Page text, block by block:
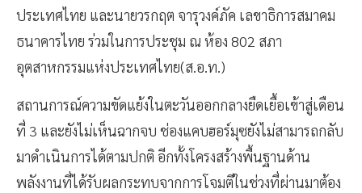
ประเทศไทย และนายวรกฤต จารุวงค์ภัค เลขาธิการสมาคม
ธนาคารไทย ร่วมในการประชุม ณ ห้อง 802 สภา
อุตสาหกรรมแห่งประเทศไทย(ส.อ.ท.)
สถานการณ์ความขัดแย้งในตะวันออกกลางยืดเยื้อเข้าสู่เดือน
ที่ 3 และยังไม่เห็นฉากจบ ช่องแคบฮอร์มุซยังไม่สามารถกลับ
มาดำเนินการได้ตามปกติ อีกทั้งโครงสร้างพื้นฐานด้าน
พลังงานที่ได้รับผลกระทบจากการโจมตีในช่วงที่ผ่านมาต้อง